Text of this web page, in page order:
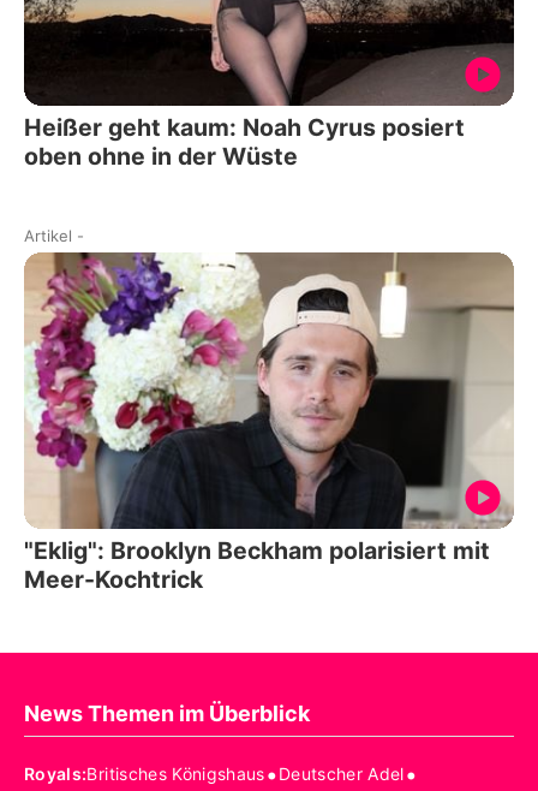
Heißer geht kaum: Noah Cyrus posiert
oben ohne in der Wüste
Artikel -
"Eklig": Brooklyn Beckham polarisiert mit
Meer-Kochtrick
News Themen im Überblick
Royals:Britisches Königshaus•Deutscher Adel•